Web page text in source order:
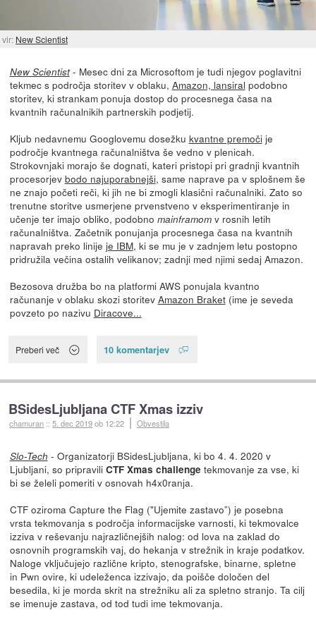
vir: New Scientist
New Scientist- Mesec dni za Microsoftom je tudi njegov poglavitni
tekmec s področja storitev v oblaku, Amazon, lansiral podobno
storitev, ki strankam ponuja dostop do procesnega časa na
kvantnih računalnikih partnerskih podjetij.
Kljub nedavnemu Googlovemu dosežku kvantne premočije
področje kvantnega računalništva še vedno v plenicah.
Strokovnjaki morajo še dognati, kateri pristopi pri gradnji kvantnih
procesorjev bodo najuporabnejši, same naprave pa v splošnem še
ne znajo početi reči, ki jih ne bi zmogli klasični računalniki. Zato so
trenutne storitve usmerjene prvenstveno v eksperimentiranje in
učenje ter imajo obliko, podobno mainframomv rosnih letih
računalništva. Začetnik ponujanja procesnega časa na kvantnih
napravah preko linije je IBM, ki se mu je v zadnjem letu postopno
pridružila večina ostalih velikanov; zadnji med njimi sedaj Amazon.
Bezosova družba bo na platformi AWS ponujala kvantno
računanje v oblaku skozi storitev Amazon Braket(ime je seveda
povzeto po nazivu Diracove...
Preberi več 10 komentarjev
BSidesLjubljana CTF Xmas izziv
chamuran ::5. dec 2019ob 12:22 Obvestila
Slo-Tech - Organizatorji BSidesLjubljana, ki bo 4. 4. 2020 v
Ljubljani, so pripravili CTF Xmas challenge tekmovanje za vse, ki
bi se želeli pomeriti v osnovah h4x0ranja.
CTF oziroma Capture the Flag ("Ujemite zastavo”) je posebna
vrsta tekmovanja s področja informacijske varnosti, ki tekmovalce
izziva v reševanju najrazličnejših nalog: od lova na zaklad do
osnovnih programskih vaj, do hekanja v strežnik in kraje podatkov.
Naloge vključujejo različne kripto, stenografske, binarne, spletne
in Pwn ovire, ki udeleženca izzivajo, da poišče določen del
besedila, ki je morda skrit na strežniku ali za spletno stranjo. Ta cilj
se imenuje zastava, od tod tudi ime tekmovanja.